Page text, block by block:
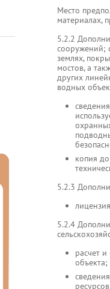
Место
материалах,
5.2.2
сооружений;
землях,
мостов, а
других
водных
копия
5.2.3
5.2.4
расчет
объекта;